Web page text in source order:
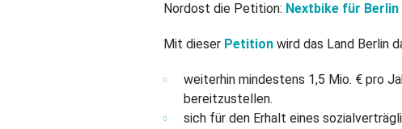
Nordost die Petition: Nextbike für
Mit dieser Petition wird das Land Berlin
weiterhin mindestens 1,5 Mio. € pro
bereitzustellen.
sich für den Erhalt eines